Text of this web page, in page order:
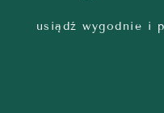
usiądź wygodnie i